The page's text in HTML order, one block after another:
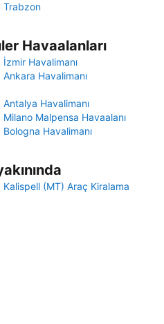
Trabzon
Havaalanları
İzmir Havalimanı
Ankara Havalimanı
Antalya Havalimanı
Milano Malpensa Havaalanı
Bologna Havalimanı
Kalispell (MT) Araç Kiralama